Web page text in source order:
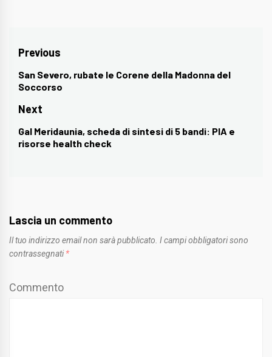
Navigazione
articoli
Previous
Previous
post:
San Severo, rubate le Corene della Madonna del
Soccorso
Next
Next
post:
Gal Meridaunia, scheda di sintesi di 5 bandi: PIA e
risorse health check
Lascia un commento
Il tuo indirizzo email non sarà pubblicato. I campi obbligatori sono
contrassegnati *
Commento